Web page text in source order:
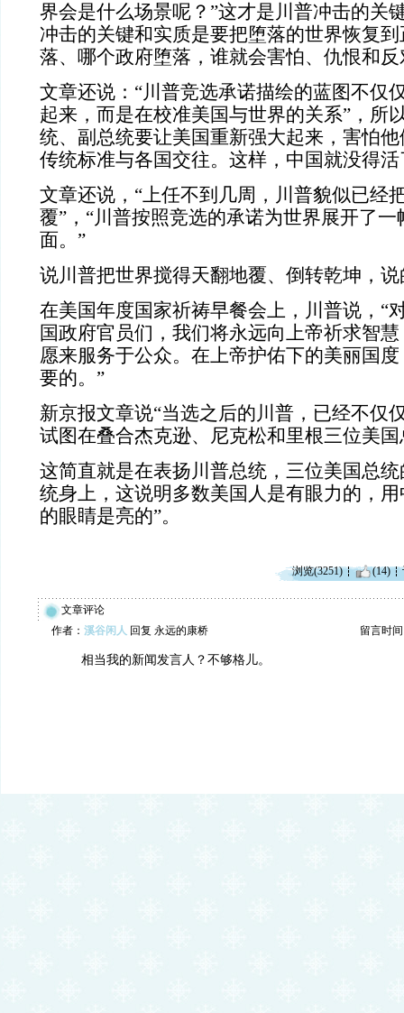
界会是什么场景呢？”这才是川普冲击的关
冲击的关键和实质是要把堕落的世界恢复
落、哪个政府堕落，谁就会害怕、仇恨和
文章还说：“川普竞选承诺描绘的蓝图不仅
起来，而是在校准美国与世界的关系”，所
统、副总统要让美国重新强大起来，害怕
传统标准与各国交往。这样，中国就没得
文章还说，“上任不到几周，川普貌似已经
覆”，“川普按照竞选的承诺为世界展开了
面。”
说川普把世界搅得天翻地覆、倒转乾坤，
在美国年度国家祈祷早餐会上，川普说，“
国政府官员们，我们将永远向上帝祈求智
愿来服务于公众。在上帝护佑下的美丽国
要的。”
新京报文章说“当选之后的川普，已经不仅
试图在叠合杰克逊、尼克松和里根三位美
这简直就是在表扬川普总统，三位美国总
统身上，这说明多数美国人是有眼力的，
的眼睛是亮的”。
浏览(3251) (14)
文章评论
作者： 溪谷闲人 回复 永远的康桥 留言时间
相当我的新闻发言人？不够格儿。